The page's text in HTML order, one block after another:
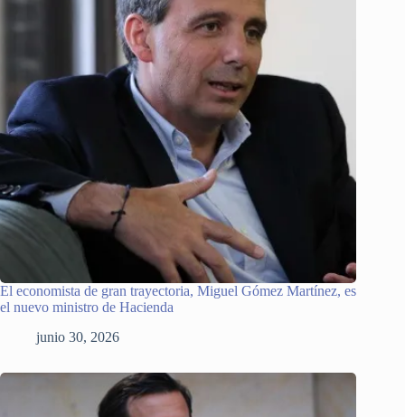
El economista de gran trayectoria, Miguel Gómez Martínez, es
el nuevo ministro de Hacienda
junio 30, 2026